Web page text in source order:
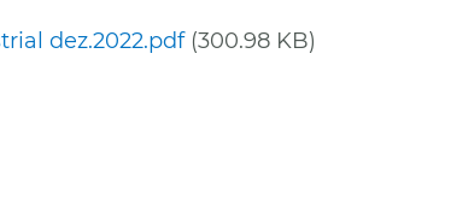
dez.2022.pdf (300.98 KB)